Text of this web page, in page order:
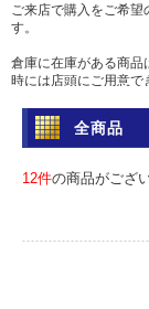
ご来店で購入をご希
す。
倉庫に在庫がある商品
時には店頭にご用意で
土日祝日は倉庫から
問い合わせ
電話 052-583-7558
全商品
12件の商品がござ